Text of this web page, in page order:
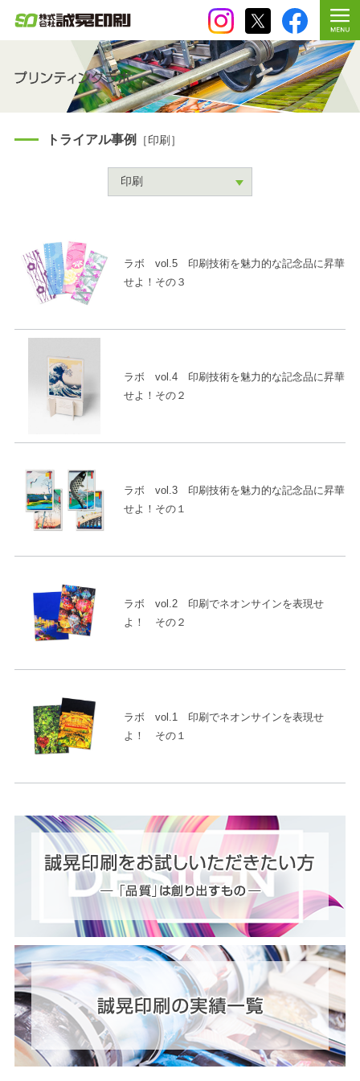
トライアル事例 ［印刷］
ラボ vol.5 印刷技術を魅力的な記念品に昇華
せよ！その３
ラボ vol.4 印刷技術を魅力的な記念品に昇華
せよ！その２
ラボ vol.3 印刷技術を魅力的な記念品に昇華
せよ！その１
ラボ vol.2 印刷でネオンサインを表現せ
よ！ その２
ラボ vol.1 印刷でネオンサインを表現せ
よ！ その１